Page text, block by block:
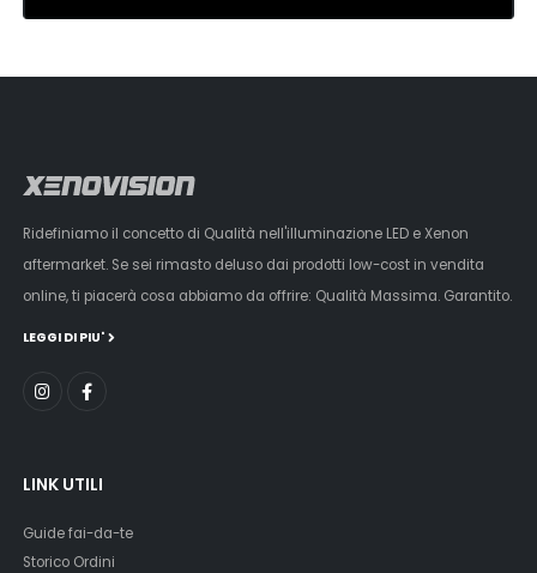
Ridefiniamo il concetto di Qualità nell'illuminazione LED e Xenon
aftermarket. Se sei rimasto deluso dai prodotti low-cost in vendita
online, ti piacerà cosa abbiamo da offrire: Qualità Massima. Garantito.
LEGGI DI PIU'
LINK UTILI
Guide fai-da-te
Storico Ordini